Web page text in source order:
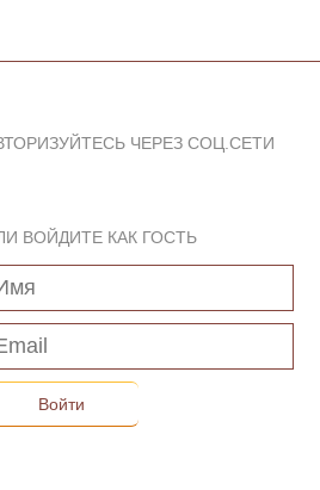
ЧЕРЕЗ СОЦ.СЕТИ
ВОЙДИТЕ КАК ГОСТЬ
Войти